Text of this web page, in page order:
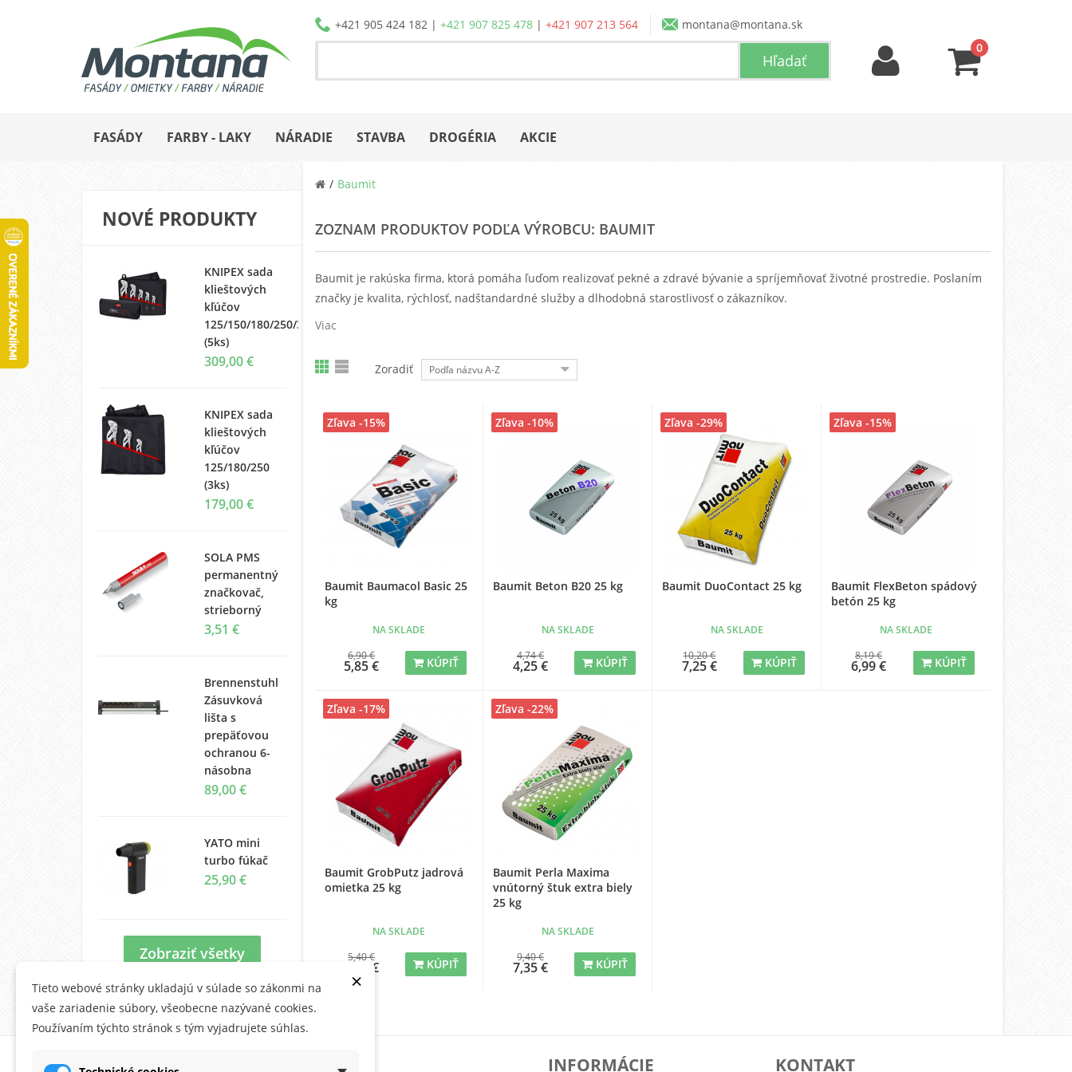
+421 905 424 182| +421 907 825 478| +421 907 213 564
montana@montana.sk
0
FASÁDY FARBY - LAKY NÁRADIE STAVBA DROGÉRIA AKCIE
NOVÉ PRODUKTY
KNIPEX sada
klieštových
kľúčov
125/150/180/250/300
(5ks)
309,00 €
KNIPEX sada
klieštových
kľúčov
125/180/250
(3ks)
179,00 €
SOLA PMS
permanentný
značkovač,
strieborný
3,51 €
Brennenstuhl
Zásuvková
lišta s
prepäťovou
ochranou 6-
násobna
89,00 €
YATO mini
turbo fúkač
25,90 €
Zobraziť všetky
Baumit
ZOZNAM PRODUKTOV PODĽA VÝROBCU: BAUMIT
Baumit je rakúska firma, ktorá pomáha ľuďom realizovať pekné a zdravé bývanie a spríjemňovať životné prostredie. Poslaním
značky je kvalita, rýchlosť, nadštandardné služby a dlhodobná starostlivosť o zákazníkov.
Viac
Zoradiť Podľa názvu A-Z
Baumit Baumacol Basic 25
kg
NA SKLADE
6,90 €
5,85 € KÚPIŤ
Zľava -15%
Baumit Beton B20 25 kg
NA SKLADE
4,74 €
4,25 € KÚPIŤ
Zľava -10%
Baumit DuoContact 25 kg
NA SKLADE
10,20 €
7,25 € KÚPIŤ
Zľava -29%
Baumit FlexBeton spádový
betón 25 kg
NA SKLADE
8,19 €
6,99 € KÚPIŤ
Zľava -15%
Baumit GrobPutz jadrová
omietka 25 kg
NA SKLADE
5,40 €
4,50 € KÚPIŤ
Zľava -17%
Baumit Perla Maxima
vnútorný štuk extra biely
25 kg
NA SKLADE
9,40 €
7,35 € KÚPIŤ
Zľava -22%
O MONTANA.SK ÚČET INFORMÁCIE KONTAKT
×
Tieto webové stránky ukladajú v súlade so zákonmi na
vaše zariadenie súbory, všeobecne nazývané cookies.
Používaním týchto stránok s tým vyjadrujete súhlas.